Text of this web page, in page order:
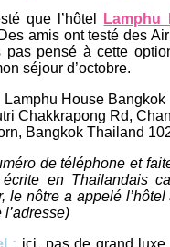
que l’hôtel Lamphu
amis ont testé des
pas pensé à cette
séjour d’octobre.
Lamphu House Bangkok
Chakkrapong Rd,
Bangkok Thailand
de téléphone et
écrite en Thailandais
le nôtre a appelé
: ici, pas de grand luxe,